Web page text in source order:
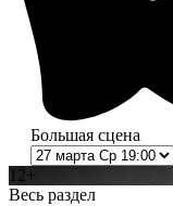
Большая сцена
12+
Весь раздел